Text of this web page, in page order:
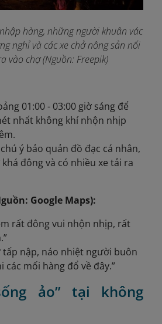
hàng, những người khuân vác
nghỉ và các xe chở nông sản nối
vào chợ (Nguồn: Freepik)
01:00 - 03:00 giờ sáng để
nhất không khí nhộn nhịp
ý bảo quản đồ đạc cá nhân,
đông và có nhiều xe tải ra
Google Maps):
rất đông vui nhộn nhịp, rất
tấp nập, náo nhiệt người buôn
các mối hàng đổ về đây.”
ảo” tại không